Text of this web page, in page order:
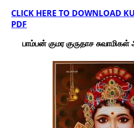
CLICK HERE TO DOWNLOAD
PDF
பாம்பன் குமர குருதாச